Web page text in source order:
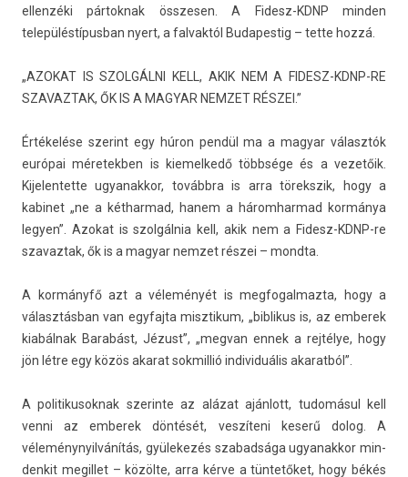
el­lenzéki pár­toknak összes­en. A Fidesz-KDNP mind­en
település­típus­ban nyert, a fal­vaktól Budapes­tig – tette hozzá.
„AZOKAT IS SZOLGÁLNI KELL, AKIK NEM A FIDESZ-KDNP-RE
SZAVAZ­TAK, ŐK IS A MAGYAR NEM­ZET RÉSZEI.”
Értékelése szerint egy húron pendül ma a magyar választók
európai méretekb­en is kiemel­kedő többsége és a vezetőik.
Kijelen­tette ugyanak­kor, továbbra is arra törekszik, hogy a
kabinet „ne a két­harmad, hanem a három­harmad kormánya
legy­en”. Azokat is szolgálnia kell, akik nem a Fidesz-KDNP-re
szavaz­tak, ők is a magyar nem­zet részei – mondta.
A kormányfő azt a véleményét is meg­fogal­mazta, hogy a
választásban van egyfaj­ta mis­ztikum, „bi­blikus is, az em­berek
kiabálnak Barabást, Jézust”, „meg­van ennek a rejtélye, hogy
jön létre egy közös akarat sok­millió in­dividuális akarat­ból”.
A politikusok­nak szerin­te az alázat ajánlott, tudomásul kell
venni az em­berek döntését, veszíteni keserű dolog. A
véleménynyil­vánítás, gyülekezés szabad­sága ugyanak­kor min­
denkit megil­let – közölte, arra kérve a tüntetőket, hogy békés